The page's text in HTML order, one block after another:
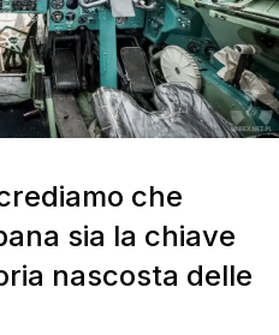
che
sia la chiave
nascosta delle